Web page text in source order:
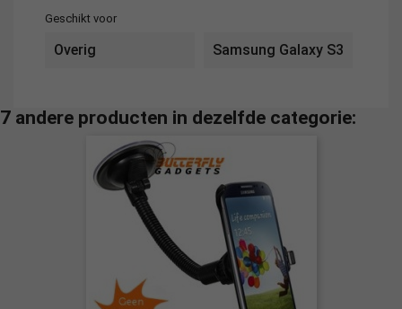
Geschikt voor
Overig Samsung Galaxy S3
7 andere producten in dezelfde categorie: